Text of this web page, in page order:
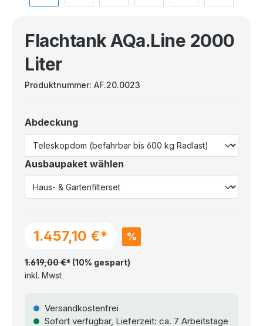
Flachtank AQa.Line 2000
Liter
Produktnummer:AF.20.0023
Abdeckung
Ausbaupaket wählen
1.457,10 €* %
1.619,00 €* (10% gespart)
inkl. Mwst
Versandkostenfrei
Sofort verfügbar, Lieferzeit: ca. 7 Arbeitstage